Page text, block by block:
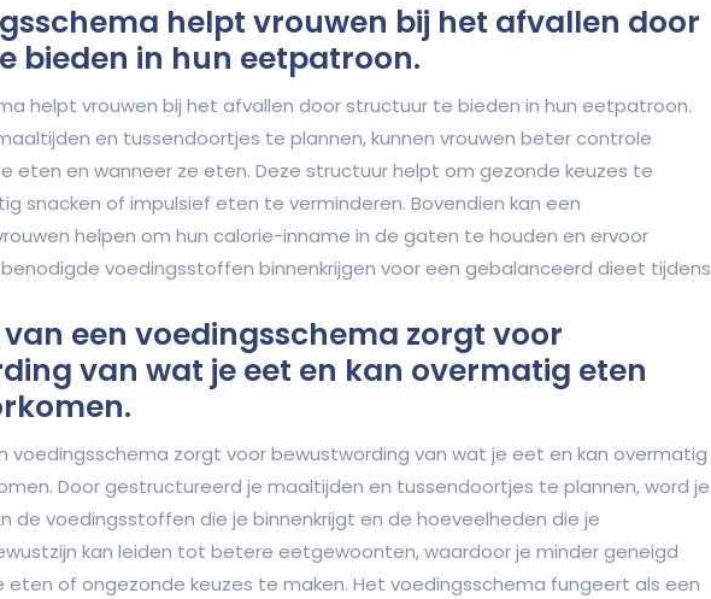
helpt vrouwen bij het afvallen door
bieden in hun eetpatroon.
helpt vrouwen bij het afvallen door structuur te bieden in hun eetpatroon.
en tussendoortjes te plannen, kunnen vrouwen beter controle
eten en wanneer ze eten. Deze structuur helpt om gezonde keuzes te
snacken of impulsief eten te verminderen. Bovendien kan een
helpen om hun calorie-inname in de gaten te houden en ervoor
voedingsstoffen binnenkrijgen voor een gebalanceerd dieet tijdens
een voedingsschema zorgt voor
van wat je eet en kan overmatig eten
voedingsschema zorgt voor bewustwording van wat je eet en kan overmatig
Door gestructureerd je maaltijden en tussendoortjes te plannen, word je
de voedingsstoffen die je binnenkrijgt en de hoeveelheden die je
kan leiden tot betere eetgewoonten, waardoor je minder geneigd
of ongezonde keuzes te maken. Het voedingsschema fungeert als een